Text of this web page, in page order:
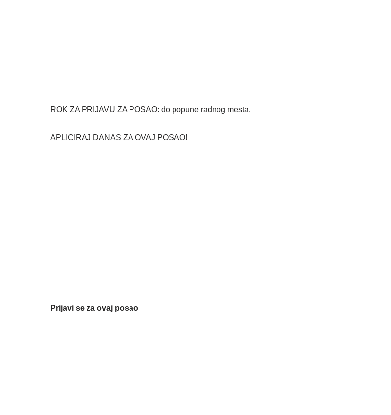
ROK ZA PRIJAVU ZA POSAO: do popune radnog mesta.
APLICIRAJ DANAS ZA OVAJ POSAO!
Prijavi se za ovaj posao